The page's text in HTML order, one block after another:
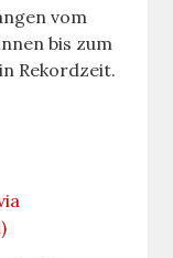
vom
bis zum
Rekordzeit.